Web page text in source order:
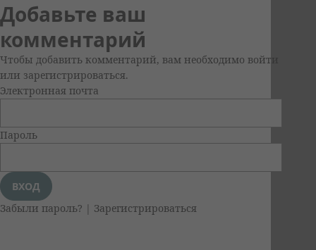
Добавьте ваш
комментарий
Чтобы добавить комментарий, вам необходимо войти
или зарегистрироваться.
Электронная почта
Пароль
Забыли пароль? | Зарегистрироваться